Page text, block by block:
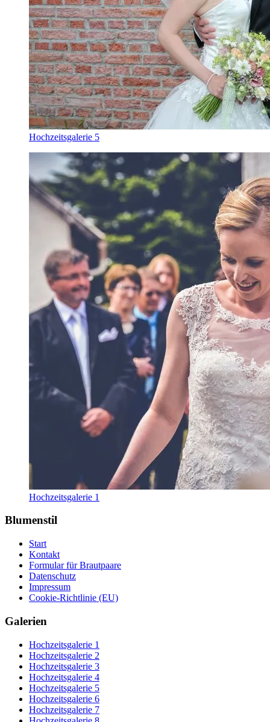
Hochzeitsgalerie 5
Hochzeitsgalerie 1
Blumenstil
Start
Kontakt
Formular für Brautpaare
Datenschutz
Impressum
Cookie-Richtlinie (EU)
Galerien
Hochzeitsgalerie 1
Hochzeitsgalerie 2
Hochzeitsgalerie 3
Hochzeitsgalerie 4
Hochzeitsgalerie 5
Hochzeitsgalerie 6
Hochzeitsgalerie 7